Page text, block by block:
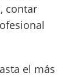
contar
el más